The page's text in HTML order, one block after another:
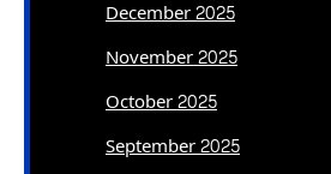
December 2025
November 2025
October 2025
September 2025